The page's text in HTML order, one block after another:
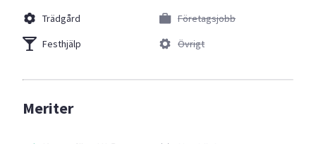
Trädgård
Festhjälp
Företagsjobb
Övrigt
Meriter